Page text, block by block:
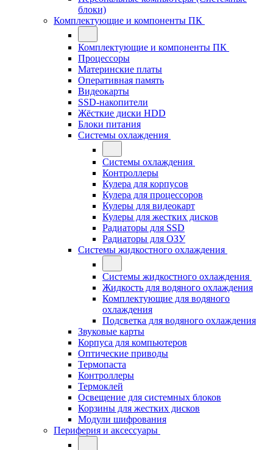
блоки)
Комплектующие и компоненты ПК
Комплектующие и компоненты ПК
Процессоры
Материнские платы
Оперативная память
Видеокарты
SSD-накопители
Жёсткие диски HDD
Блоки питания
Системы охлаждения
Системы охлаждения
Контроллеры
Кулера для корпусов
Кулера для процессоров
Кулеры для видеокарт
Кулеры для жестких дисков
Радиаторы для SSD
Радиаторы для ОЗУ
Системы жидкостного охлаждения
Системы жидкостного охлаждения
Жидкость для водяного охлаждения
Комплектующие для водяного
охлаждения
Подсветка для водяного охлаждения
Звуковые карты
Корпуса для компьютеров
Оптические приводы
Термопаста
Контроллеры
Термоклей
Освещение для системных блоков
Корзины для жестких дисков
Модули шифрования
Периферия и аксессуары